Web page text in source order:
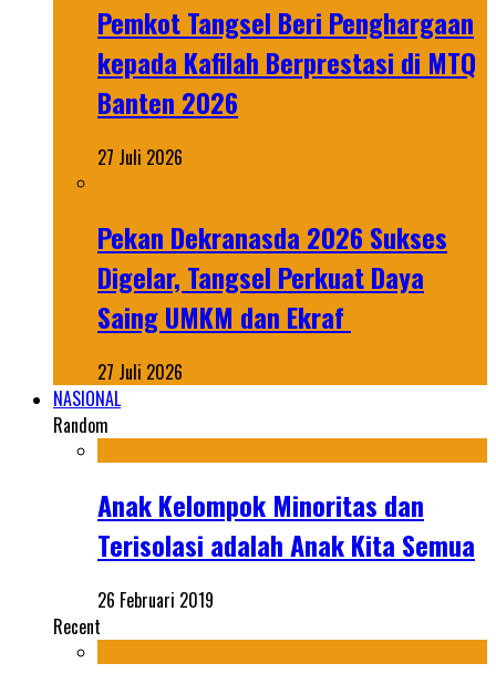
Pemkot Tangsel Beri Penghargaan
kepada Kafilah Berprestasi di MTQ
Banten 2026
27 Juli 2026
Pekan Dekranasda 2026 Sukses
Digelar, Tangsel Perkuat Daya
Saing UMKM dan Ekraf
27 Juli 2026
NASIONAL
Random
Anak Kelompok Minoritas dan
Terisolasi adalah Anak Kita Semua
26 Februari 2019
Recent